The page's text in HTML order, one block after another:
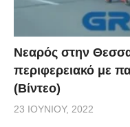
Νεαρός στην
περιφερειακό με
(Βίντεο)
23 ΙΟΥΝΊΟΥ, 2022